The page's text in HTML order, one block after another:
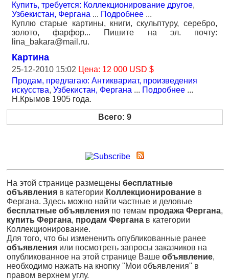
Купить, требуется: Коллекционирование другое,
Узбекистан, Фергана ... Подробнее ...
Куплю старые картины, книги, скульптуру, серебро,
золото, фарфор... Пишите на эл. почту:
lina_bakara@mail.ru.
Картина
25-12-2010 15:02 Цена: 12 000 USD $
Продам, предлагаю: Антиквариат, произведения
искусства, Узбекистан, Фергана ... Подробнее ...
Н.Крымов 1905 года.
Всего: 9
На этой странице размещены бесплатные
объявления в категории Коллекционирование в
Фергана. Здесь можно найти частные и деловые
бесплатные объявления по темам продажа Фергана,
купить Фергана, продам Фергана в категории
Коллекционирование.
Для того, что бы измененить опубликованные ранее
объявления или посмотреть запросы заказчиков на
опубликованное на этой странице Ваше объявление,
необходимо нажать на кнопку "Мои объявления" в
правом верхнем углу.